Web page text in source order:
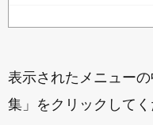
表示されたメニュー
集」をクリックしてく